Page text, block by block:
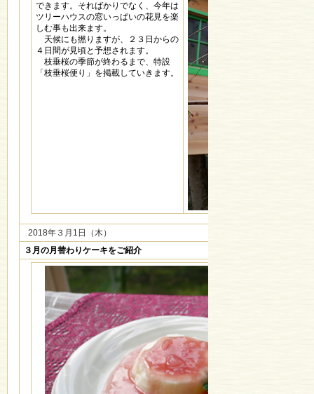
できます。そればかりでなく、今年は
ツリーハウスの窓いっぱいの花見を楽
しむ事も出来ます。
天候にも撚りますが、２３日からの
４日間が見頃と予想されます。
枝垂桜の季節が終わるまで、特設
「枝垂桜便り」を掲載していきます。
2018年３月1日（木）
３月の月替わりケーキをご紹介